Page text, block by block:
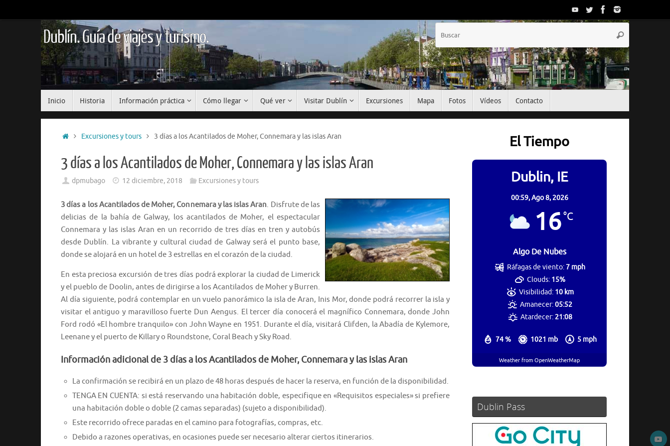
al
Dublín. Guía de viajes y turismo. Buscar
Inicio Historia Información práctica Cómo llegar Qué ver Visitar Dublín Excursiones Mapa Fotos Vídeos Contacto
InicioExcursiones y tours 3 días a los Acantilados de Moher, Connemara y las islas Aran
3 días a los Acantilados de Moher, Connemara y las islas Aran
dpmubago 12 diciembre, 2018 Excursiones y tours
3 días a los Acantilados de Moher, Connemara y las islas Aran. Disfrute de las
delicias de la bahía de Galway, los acantilados de Moher, el espectacular
Connemara y las islas Aran en un recorrido de tres días en tren y autobús
desde Dublín. La vibrante y cultural ciudad de Galway será el punto base,
donde se alojará en un hotel de 3 estrellas en el corazón de la ciudad.
En esta preciosa excursión de tres días podrá explorar la ciudad de Limerick
y el pueblo de Doolin, antes de dirigirse a los Acantilados de Moher y Burren.
Al día siguiente, podrá contemplar en un vuelo panorámico la isla de Aran, Inis Mor, donde podrá recorrer la isla y
visitar el antiguo y maravilloso fuerte Dun Aengus. El tercer día conocerá el magnífico Connemara, donde John
Ford rodó «El hombre tranquilo» con John Wayne en 1951. Durante el día, visitará Clifden, la Abadía de Kylemore,
Leenane y el puerto de Killary o Roundstone, Coral Beach y Sky Road.
Información adicional de 3 días a los Acantilados de Moher, Connemara y las islas Aran
La confirmación se recibirá en un plazo de 48 horas después de hacer la reserva, en función de la disponibilidad.
TENGA EN CUENTA: si está reservando una habitación doble, especifique en «Requisitos especiales» si prefiere
una habitación doble o doble (2 camas separadas) (sujeto a disponibilidad).
Este recorrido ofrece paradas en el camino para fotografías, compras, etc.
Debido a razones operativas, en ocasiones puede ser necesario alterar ciertos itinerarios.
El Tiempo
Dublin, IE
00:59,Ago 8, 2026
16°C
Algo De Nubes
74 % 1021 mb 5 mph
Ráfagas de viento:7 mph
Clouds: 15%
Visibilidad: 10 km
Amanecer:05:52
Atardecer:21:08
Weather from OpenWeatherMap
Dublin Pass